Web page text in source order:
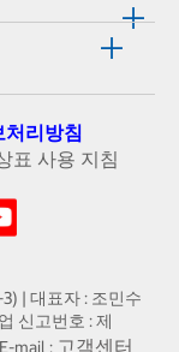
리방침
표 사용 지침
| 대표자 : 조민수
신고번호 : 제
mail : 고객센터